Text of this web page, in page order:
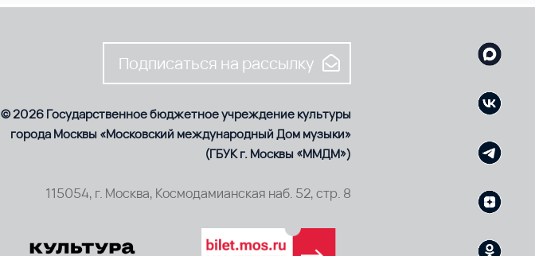
Подписаться на рассылку
© 2026 Государственное бюджетное учреждение культуры
города Москвы «Московский международный Дом музыки»
(ГБУК г. Москвы «ММДМ»)
115054, г. Москва, Космодамианская наб. 52, стр. 8